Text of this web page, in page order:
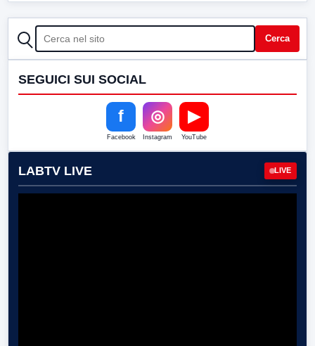
CERCA Cerca
SEGUICI SUI SOCIAL
f
Facebook
◎
Instagram
▶
YouTube
LABTV LIVE LIVE